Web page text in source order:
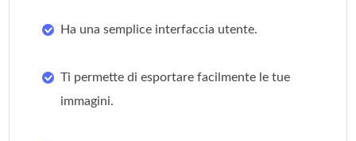
Ha una semplice interfaccia utente.
Ti permette di esportare facilmente le tue
immagini.